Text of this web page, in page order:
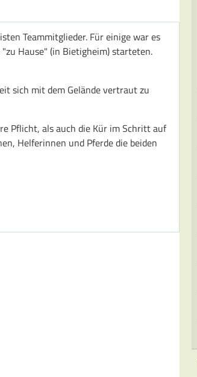
Teammitglieder. Für einige war es
Hause" (in Bietigheim) starteten.
sich mit dem Gelände vertraut zu
Pflicht, als auch die Kür im Schritt auf
Helferinnen und Pferde die beiden